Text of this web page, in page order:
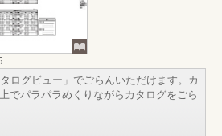
ログビュー」でごらんいただけます。カ
でパラパラめくりながらカタログをごら